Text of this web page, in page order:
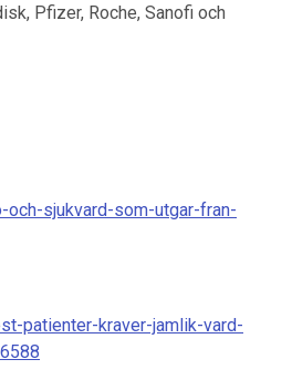
Pfizer, Roche, Sanofi och
sjukvard-som-utgar-fran-
patienter-kraver-jamlik-vard-